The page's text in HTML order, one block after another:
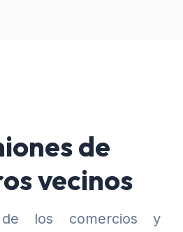
de
vecinos
los comercios y